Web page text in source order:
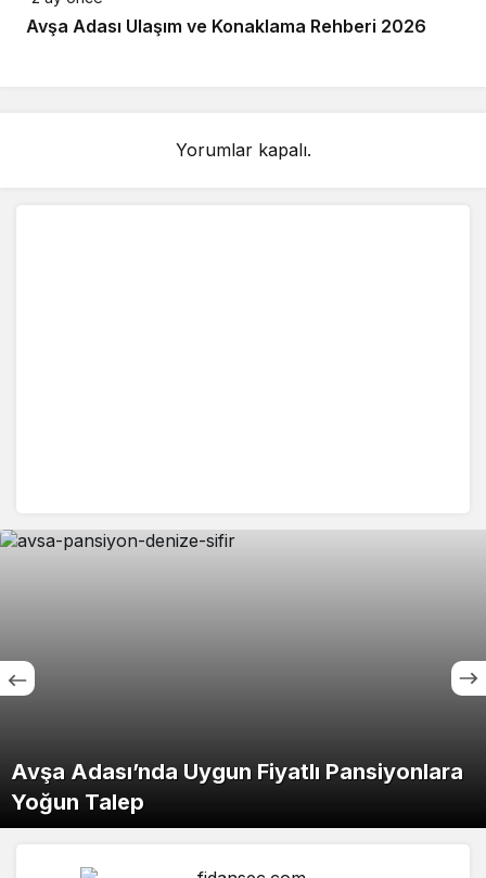
Avşa Adası Ulaşım ve Konaklama Rehberi 2026
Yorumlar kapalı.
Özel Royal Hastanesi’nden Mehmet Cemal
Öztaylan İçin Taziye Mesajı